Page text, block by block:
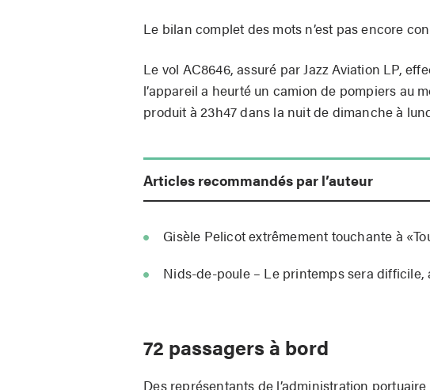
Le bilan complet des mots n’est pas encore
Le vol AC8646, assuré par Jazz Aviation LP,
l’appareil a heurté un camion de pompiers au
produit à 23h47 dans la nuit de dimanche à
Articles recommandés par l’auteur
Gisèle Pelicot extrêmement touchante à
Nids-de-poule – Le printemps sera difficile,
72 passagers à bord
Des représentants de l’administration